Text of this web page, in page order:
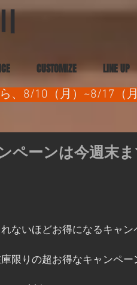
CUSTOMIZE LINE UP
、8/10（月）~8/17（
ペーンは今週末
ないほどお得になるキャ
限りの超お得なキャンペ